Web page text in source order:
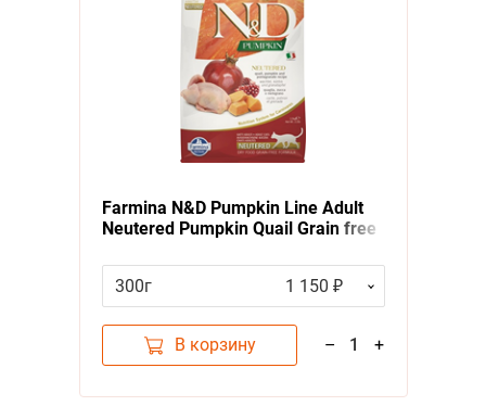
Farmina N&D Pumpkin Line Adult
Neutered Pumpkin Quail Grain free
для Стерилизованных кошек и
Кастрированных котов Перепел с
Тыквой
300г 1 150 ₽
В корзину – 1 +